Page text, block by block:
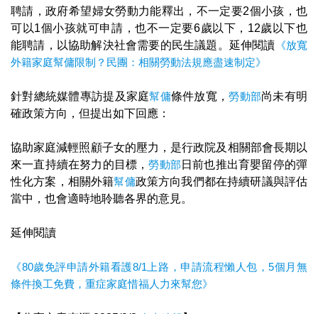
聘請，政府希望婦女勞動力能釋出，不一定要2個小孩，也
可以1個小孩就可申請，也不一定要6歲以下，12歲以下也
能聘請，以協助解決社會需要的民生議題。延伸閱讀 《放寬
外籍家庭幫傭限制？民團：相關勞動法規應盡速制定》
針對總統媒體專訪提及家庭幫傭條件放寬，勞動部尚未有明
確政策方向，但提出如下回應：
協助家庭減輕照顧子女的壓力，是行政院及相關部會長期以
來一直持續在努力的目標，勞動部 日前也推出育嬰留停的彈
性化方案，相關外籍幫傭政策方向我們都在持續研議與評估
當中，也會適時地聆聽各界的意見。
延伸閱讀
《80歲免評申請外籍看護8/1上路，申請流程懶人包，5個月無
條件換工免費，重症家庭惜福人力來幫您》